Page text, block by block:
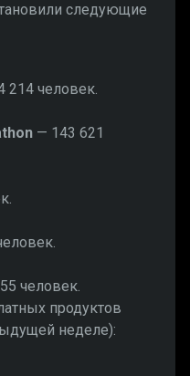
следующие
214 человек.
— 143 621
человек.
продуктов
неделе):